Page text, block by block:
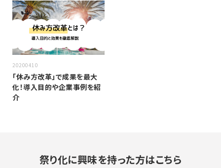
20200410
「休み方改革」で成果を最大
化！導入目的や企業事例を紹
介
祭り化に興味を持った方はこちら